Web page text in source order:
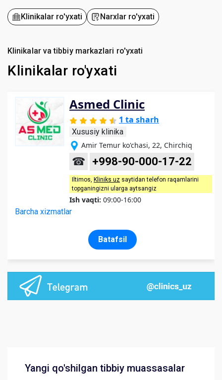
Klinikalar ro'yxati Narxlar ro'yxati
Klinikalar va tibbiy markazlari ro'yxati
Klinikalar ro'yxati
Asmed Clinic
1 ta sharh
Xususiy klinika
Amir Temur ko'chasi, 22, Chirchiq
☎ +998-90-000-17-22
Iltimos, Kliniks uz saytidan telefon raqamlarini
topganingizni ularga aytsangiz
Ish vaqti: 09:00-16:00
Barcha xizmatlar
Batafsil
Yangi qo'shilgan tibbiy muassasalar